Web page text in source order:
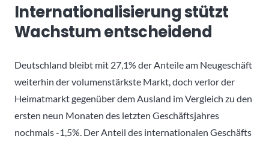
Internationalisierung stützt
Wachstum entscheidend
Deutschland bleibt mit 27,1% der Anteile am Neugeschäft
weiterhin der volumenstärkste Markt, doch verlor der
Heimatmarkt gegenüber dem Ausland im Vergleich zu den
ersten neun Monaten des letzten Geschäftsjahres
nochmals -1,5%. Der Anteil des internationalen Geschäfts